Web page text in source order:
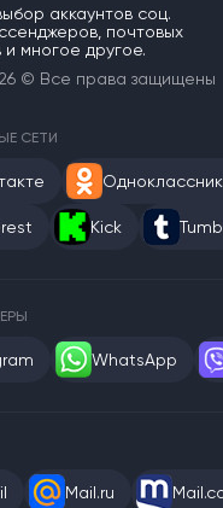
аккаунтов соц.
почтовых
и многое другое.
© Все права защищены
СЕТИ
Kick
WhatsApp
Mail.ru